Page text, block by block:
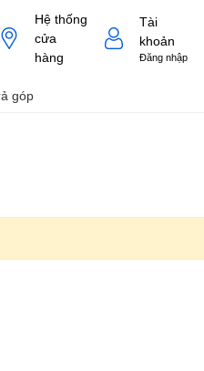
Hệ thống
cửa
hàng
Tài
khoản
Đăng nhập
góp